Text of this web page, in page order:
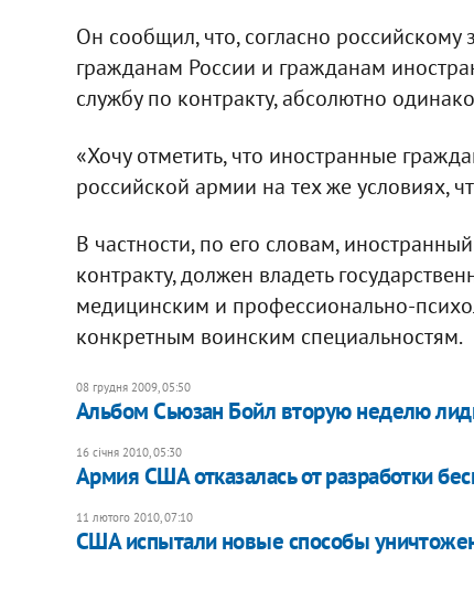
Он сообщил, что, согласно российскому
гражданам России и гражданам
службу по контракту, абсолютно
«Хочу отметить, что иностранные
российской армии на тех же условиях,
В частности, по его словам,
контракту, должен владеть
медицинским и профессионально-
конкретным воинским специальностям.
08 грудня 2009, 05:50
Альбом Сьюзан Бойл вторую неделю
16 січня 2010, 05:30
Армия США отказалась от разработки
11 лютого 2010, 07:10
США испытали новые способы